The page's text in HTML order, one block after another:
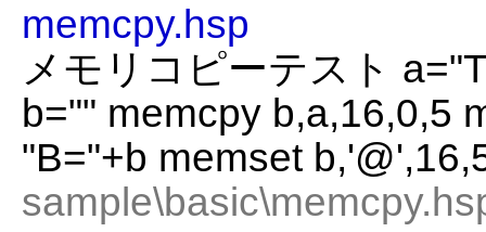
memcpy.hsp
メモリコピーテスト
b="" memcpy b,a,16,0,5
"B="+b memset